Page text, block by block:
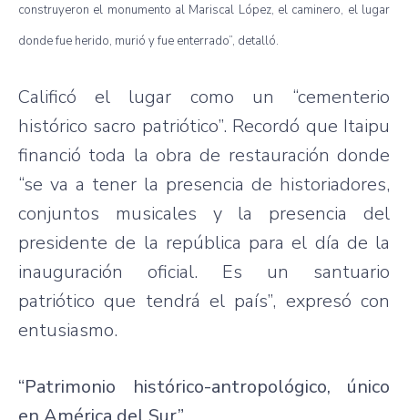
construyeron el monumento al Mariscal López, el caminero, el lugar
dondefue herido, murió yfue enterrado”, detalló.
Calificó el lugar como un “cementerio
histórico sacro patriótico”. Recordó que Itaipu
financió toda laobra de restauración donde
“se va a tener la presencia de historiadores,
conjuntos musicales y la presencia del
presidente de la república para el día de la
inauguración
oficial. Es un santuario
patriótico que tendrá el país”, expresó con
entusiasmo.
“Patrimonio histórico-antropológico, único